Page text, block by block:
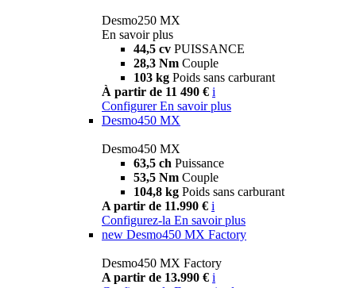
Desmo250 MX
En savoir plus
44,5 cv PUISSANCE
28,3 Nm Couple
103 kg Poids sans carburant
À partir de 11 490 € i
Configurer En savoir plus
Desmo450 MX
Desmo450 MX
63,5 ch Puissance
53,5 Nm Couple
104,8 kg Poids sans carburant
A partir de 11.990 € i
Configurez-la En savoir plus
new Desmo450 MX Factory
Desmo450 MX Factory
A partir de 13.990 € i